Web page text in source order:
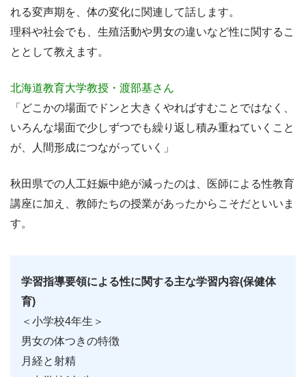
れる変声期を、体の変化に関連して話します。
理科や社会でも、生殖活動や男女の違いなど性に関するこ
ととして教えます。
北海道教育大学教授・渡部基さん
「どこかの場面でドンと大きくやればすむことではなく、
いろんな場面で少しずつでも繰り返し積み重ねていくこと
が、人間形成につながっていく」
秋田県での人工妊娠中絶が減ったのは、医師による性教育
講座に加え、教師たちの授業があったからこそだといいま
す。
学習指導要領による性に関する主な学習内容(保健体
育)
＜小学校4年生＞
男女の体つきの特徴
月経と射精